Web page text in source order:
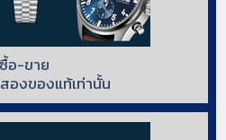
ซื้อ-ขาย
องของแท้เท่านั้น